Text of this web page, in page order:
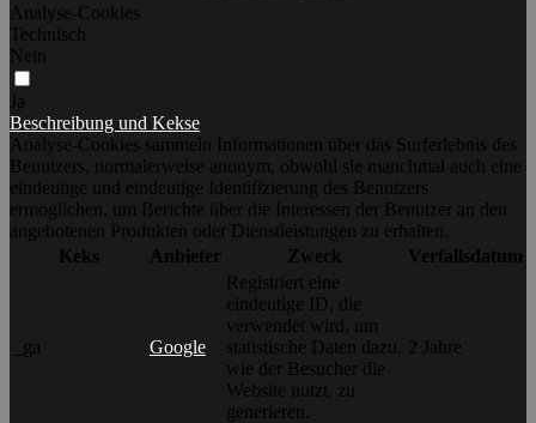
Analyse-Cookies
Technisch
Nein
Ja
Beschreibung und Kekse
Analyse-Cookies sammeln Informationen über das Surferlebnis des
Benutzers, normalerweise anonym, obwohl sie manchmal auch eine
eindeutige und eindeutige Identifizierung des Benutzers
ermöglichen, um Berichte über die Interessen der Benutzer an den
angebotenen Produkten oder Dienstleistungen zu erhalten.
Keks
Anbieter Zweck Verfallsdatum
_ga Google
Registriert eine
eindeutige ID, die
verwendet wird, um
statistische Daten dazu,
wie der Besucher die
Website nutzt, zu
generieren.
2 Jahre